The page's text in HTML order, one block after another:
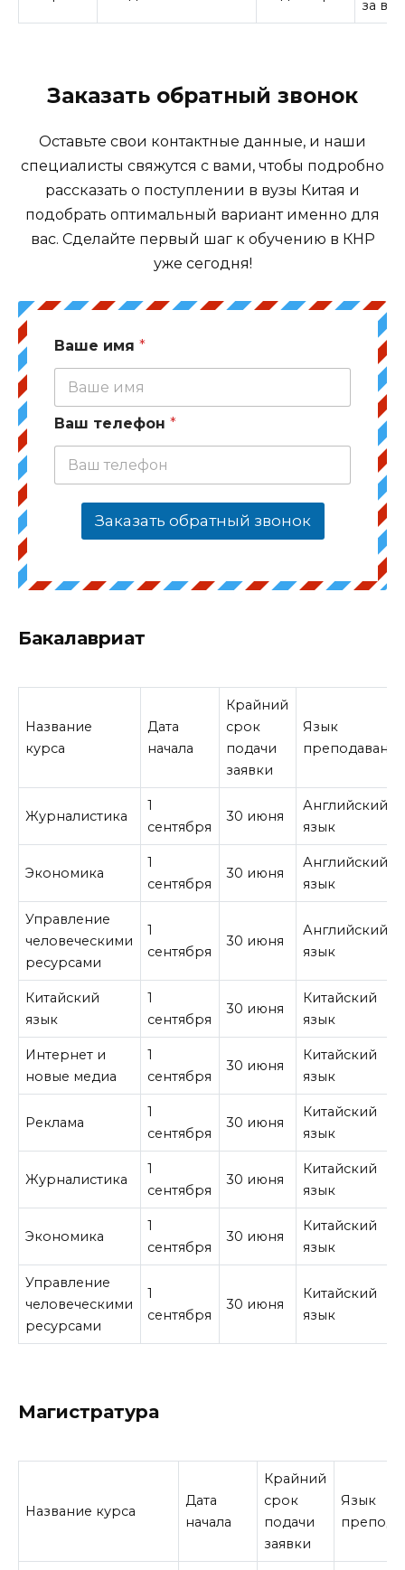
за все
Заказать обратный звонок
Оставьте свои контактные данные, и наши
специалисты свяжутся с вами, чтобы подробно
рассказать о поступлении в вузы Китая и
подобрать оптимальный вариант именно для
вас. Сделайте первый шаг к обучению в КНР
уже сегодня!
Ваше имя *
Ваш телефон *
Заказать обратный звонок
Бакалавриат
Название
курса
Дата
начала
Крайний
срок
подачи
заявки
Язык
преподавания
Журналистика
1
сентября
30 июня
Английский
язык
Экономика
1
сентября
30 июня
Английский
язык
Управление
человеческими
ресурсами
1
сентября
30 июня
Английский
язык
Китайский
язык
1
сентября
30 июня
Китайский
язык
Интернет и
новые медиа
1
сентября
30 июня
Китайский
язык
Реклама
1
сентября
30 июня
Китайский
язык
Журналистика
1
сентября
30 июня
Китайский
язык
Экономика
1
сентября
30 июня
Китайский
язык
Управление
человеческими
ресурсами
1
сентября
30 июня
Китайский
язык
Магистратура
Название курса
Дата
начала
Крайний
срок
подачи
заявки
Язык